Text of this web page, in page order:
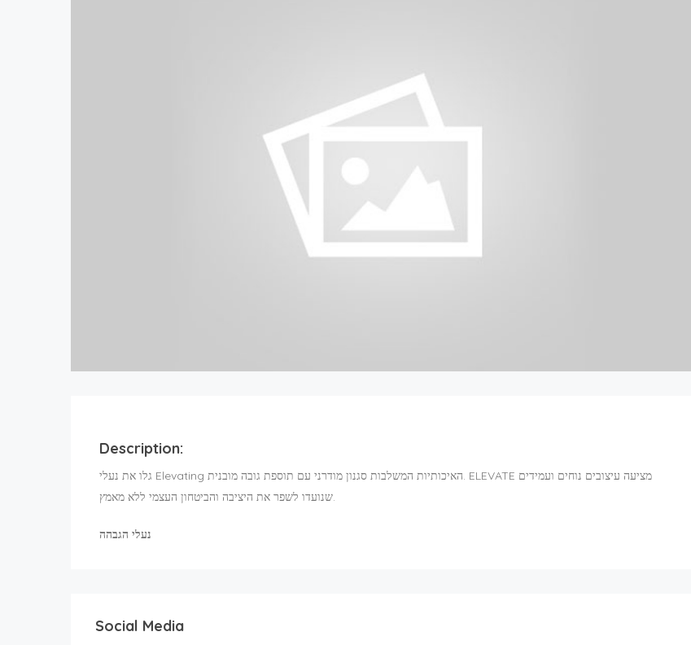
Description:
גלו את נעלי Elevating האיכותיות המשלבות סגנון מודרני עם תוספת גובה מובנית. ELEVATE מציעה עיצובים נוחים ועמידים
שנועדו לשפר את היציבה והביטחון העצמי ללא מאמץ.
נעלי הגבהה
Social Media